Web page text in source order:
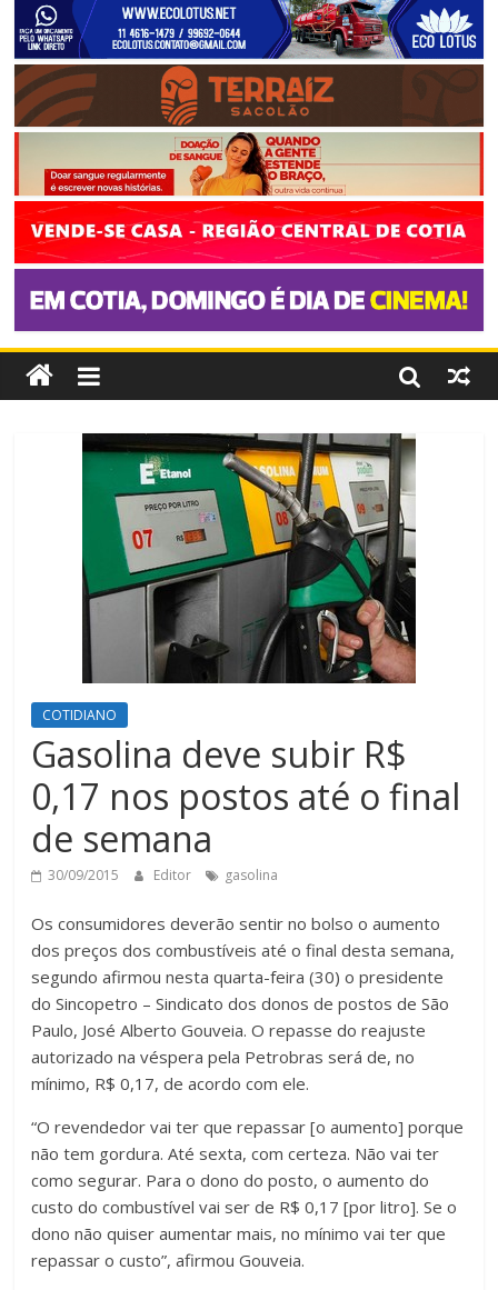
COTIDIANO
Gasolina deve subir R$
0,17 nos postos até o final
de semana
30/09/2015 Editor gasolina
Os consumidores deverão sentir no bolso o aumento
dos preços dos combustíveis até o final desta semana,
segundo afirmou nesta quarta-feira (30) o presidente
do Sincopetro – Sindicato dos donos de postos de São
Paulo, José Alberto Gouveia. O repasse do reajuste
autorizado na véspera pela Petrobras será de, no
mínimo, R$ 0,17, de acordo com ele.
“O revendedor vai ter que repassar [o aumento] porque
não tem gordura. Até sexta, com certeza. Não vai ter
como segurar. Para o dono do posto, o aumento do
custo do combustível vai ser de R$ 0,17 [por litro]. Se o
dono não quiser aumentar mais, no mínimo vai ter que
repassar o custo”, afirmou Gouveia.